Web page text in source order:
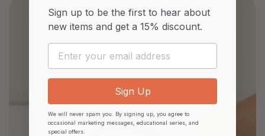
Sign up to be the first to hear about
new items and get a 15% discount.
Email
Sign Up
We will never spam you. By signing up, you agree to
occasional marketing messages, educational series, and
special offers.